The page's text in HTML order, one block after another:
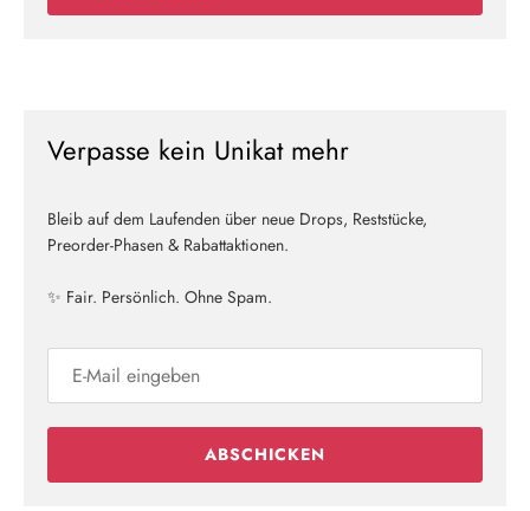
Verpasse kein Unikat mehr
Bleib auf dem Laufenden über neue Drops, Reststücke,
Preorder-Phasen & Rabattaktionen.
✨ Fair. Persönlich. Ohne Spam.
ABSCHICKEN